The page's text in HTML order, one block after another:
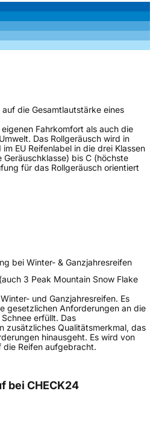
die Gesamtlautstärke eines
Fahrkomfort als auch die
Das Rollgeräusch wird in
EU Reifenlabel in die drei Klassen
bis C (höchste
für das Rollgeräusch orientiert
bei Winter- & Ganzjahresreifen
3 Peak Mountain Snow Flake
und Ganzjahresreifen. Es
gesetzlichen Anforderungen an die
erfüllt. Das
zusätzliches Qualitätsmerkmal, das
hinausgeht. Es wird von
die Reifen aufgebracht.
bei CHECK24